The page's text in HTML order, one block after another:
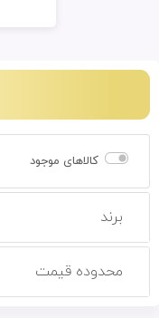
کالاهای موجود
برند
محدوده قیمت